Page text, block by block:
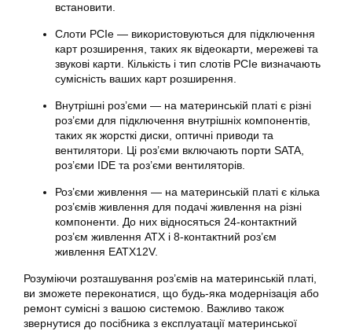
встановити.
Слоти PCIe — використовуються для підключення
карт розширення, таких як відеокарти, мережеві та
звукові карти. Кількість і тип слотів PCIe визначають
сумісність ваших карт розширення.
Внутрішні роз’єми — на материнській платі є різні
роз’єми для підключення внутрішніх компонентів,
таких як жорсткі диски, оптичні приводи та
вентилятори. Ці роз’єми включають порти SATA,
роз’єми IDE та роз’єми вентиляторів.
Роз’єми живлення — на материнській платі є кілька
роз’ємів живлення для подачі живлення на різні
компоненти. До них відносяться 24-контактний
роз’єм живлення ATX і 8-контактний роз’єм
живлення EATX12V.
Розуміючи розташування роз’ємів на материнській платі,
ви зможете переконатися, що будь-яка модернізація або
ремонт сумісні з вашою системою. Важливо також
звернутися до посібника з експлуатації материнської